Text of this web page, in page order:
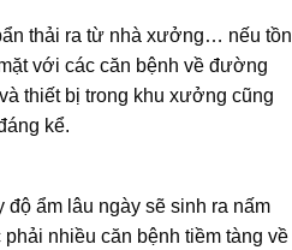
thải ra từ nhà xưởng… nếu tồn
với các căn bệnh về đường
thiết bị trong khu xưởng cũng
kể.
ẩm lâu ngày sẽ sinh ra nấm
nhiều căn bệnh tiềm tàng về